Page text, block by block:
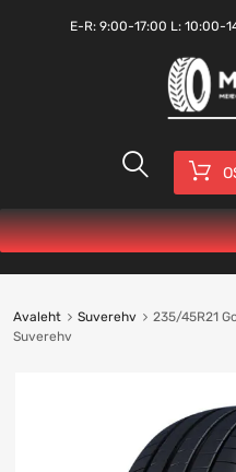
E-R: 9:00-17:00 L: 10:00-
Avaleht Suverehv
235/45R21
Suverehv